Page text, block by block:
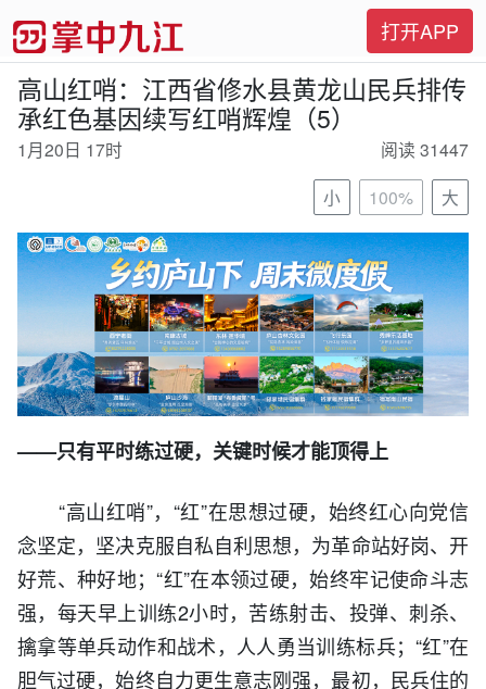
打开APP
高山红哨：江西省修水县黄龙山民兵排传
承红色基因续写红哨辉煌（5）
1月20日 17时
阅读 31447
小
100% 大
——只有平时练过硬，关键时候才能顶得上
“高山红哨”，“红”在思想过硬，始终红心向党信
念坚定，坚决克服自私自利思想，为革命站好岗、开
好荒、种好地；“红”在本领过硬，始终牢记使命斗志
强，每天早上训练2小时，苦练射击、投弹、刺杀、
擒拿等单兵动作和战术，人人勇当训练标兵；“红”在
胆气过硬，始终自力更生意志刚强，最初，民兵住的